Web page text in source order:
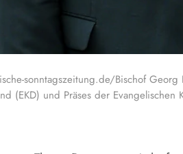
sonntagszeitung.de/Bischof
(EKD) und Präses der